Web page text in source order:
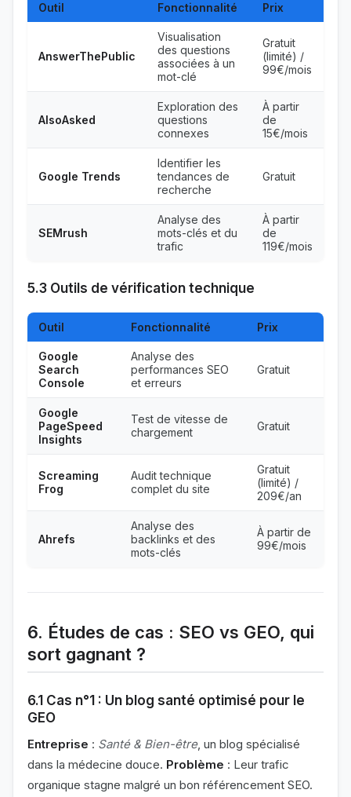
Outil Fonctionnalité Prix
AnswerThePublic
Visualisation
des questions
associées à un
mot-clé
Gratuit
(limité) /
99€/mois
AlsoAsked
Exploration des
questions
connexes
À partir
de
15€/mois
Google Trends
Identifier les
tendances de
recherche
Gratuit
SEMrush
Analyse des
mots-clés et du
trafic
À partir
de
119€/mois
5.3 Outils de vérification technique
Outil Fonctionnalité Prix
Google
Search
Console
Analyse des
performances SEO
et erreurs
Gratuit
Google
PageSpeed
Insights
Test de vitesse de
chargement
Gratuit
Screaming
Frog
Audit technique
complet du site
Gratuit
(limité) /
209€/an
Ahrefs
Analyse des
backlinks et des
mots-clés
À partir de
99€/mois
6. Études de cas : SEO vs GEO, qui
sort gagnant ?
6.1 Cas n°1 : Un blog santé optimisé pour le
GEO
Entreprise : Santé & Bien-être, un blog spécialisé
dans la médecine douce. Problème : Leur trafic
organique stagne malgré un bon référencement SEO.